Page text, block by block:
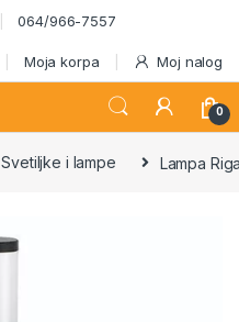
064/966-7557
Moja korpa Moj nalog
0
Svetiljke i lampe Lampa